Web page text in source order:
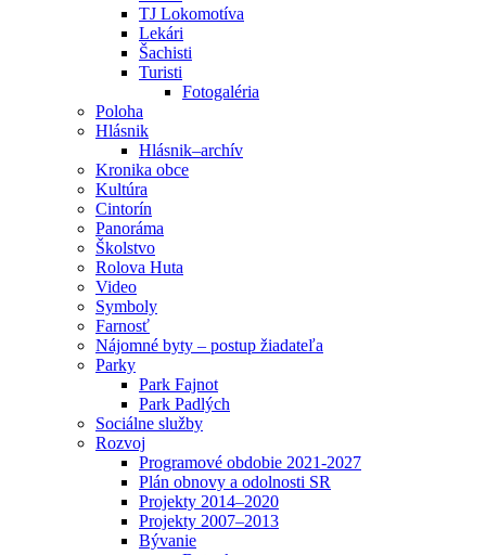
TJ Lokomotíva
Lekári
Šachisti
Turisti
Fotogaléria
Poloha
Hlásnik
Hlásnik–archív
Kronika obce
Kultúra
Cintorín
Panoráma
Školstvo
Rolova Huta
Video
Symboly
Farnosť
Nájomné byty – postup žiadateľa
Parky
Park Fajnot
Park Padlých
Sociálne služby
Rozvoj
Programové obdobie 2021-2027
Plán obnovy a odolnosti SR
Projekty 2014–2020
Projekty 2007–2013
Bývanie